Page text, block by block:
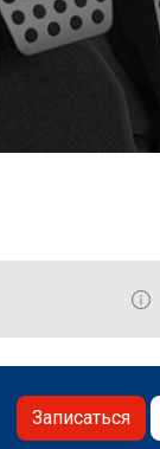
Записаться